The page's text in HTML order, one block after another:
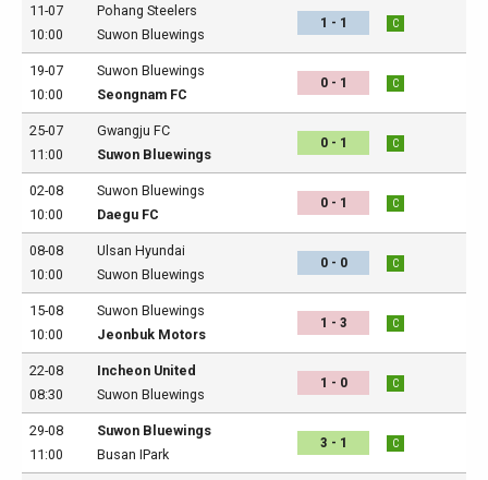
11-07
10:00
Pohang Steelers
Suwon Bluewings
1 - 1 C
19-07
10:00
Suwon Bluewings
Seongnam FC
0 - 1 C
25-07
11:00
Gwangju FC
Suwon Bluewings
0 - 1 C
02-08
10:00
Suwon Bluewings
Daegu FC
0 - 1 C
08-08
10:00
Ulsan Hyundai
Suwon Bluewings
0 - 0 C
15-08
10:00
Suwon Bluewings
Jeonbuk Motors
1 - 3 C
22-08
08:30
Incheon United
Suwon Bluewings
1 - 0 C
29-08
11:00
Suwon Bluewings
Busan IPark
3 - 1 C